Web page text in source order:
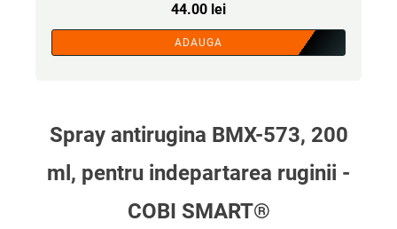
44.00 lei
ADAUGA
Spray antirugina BMX-573, 200
ml, pentru indepartarea ruginii -
COBI SMART®